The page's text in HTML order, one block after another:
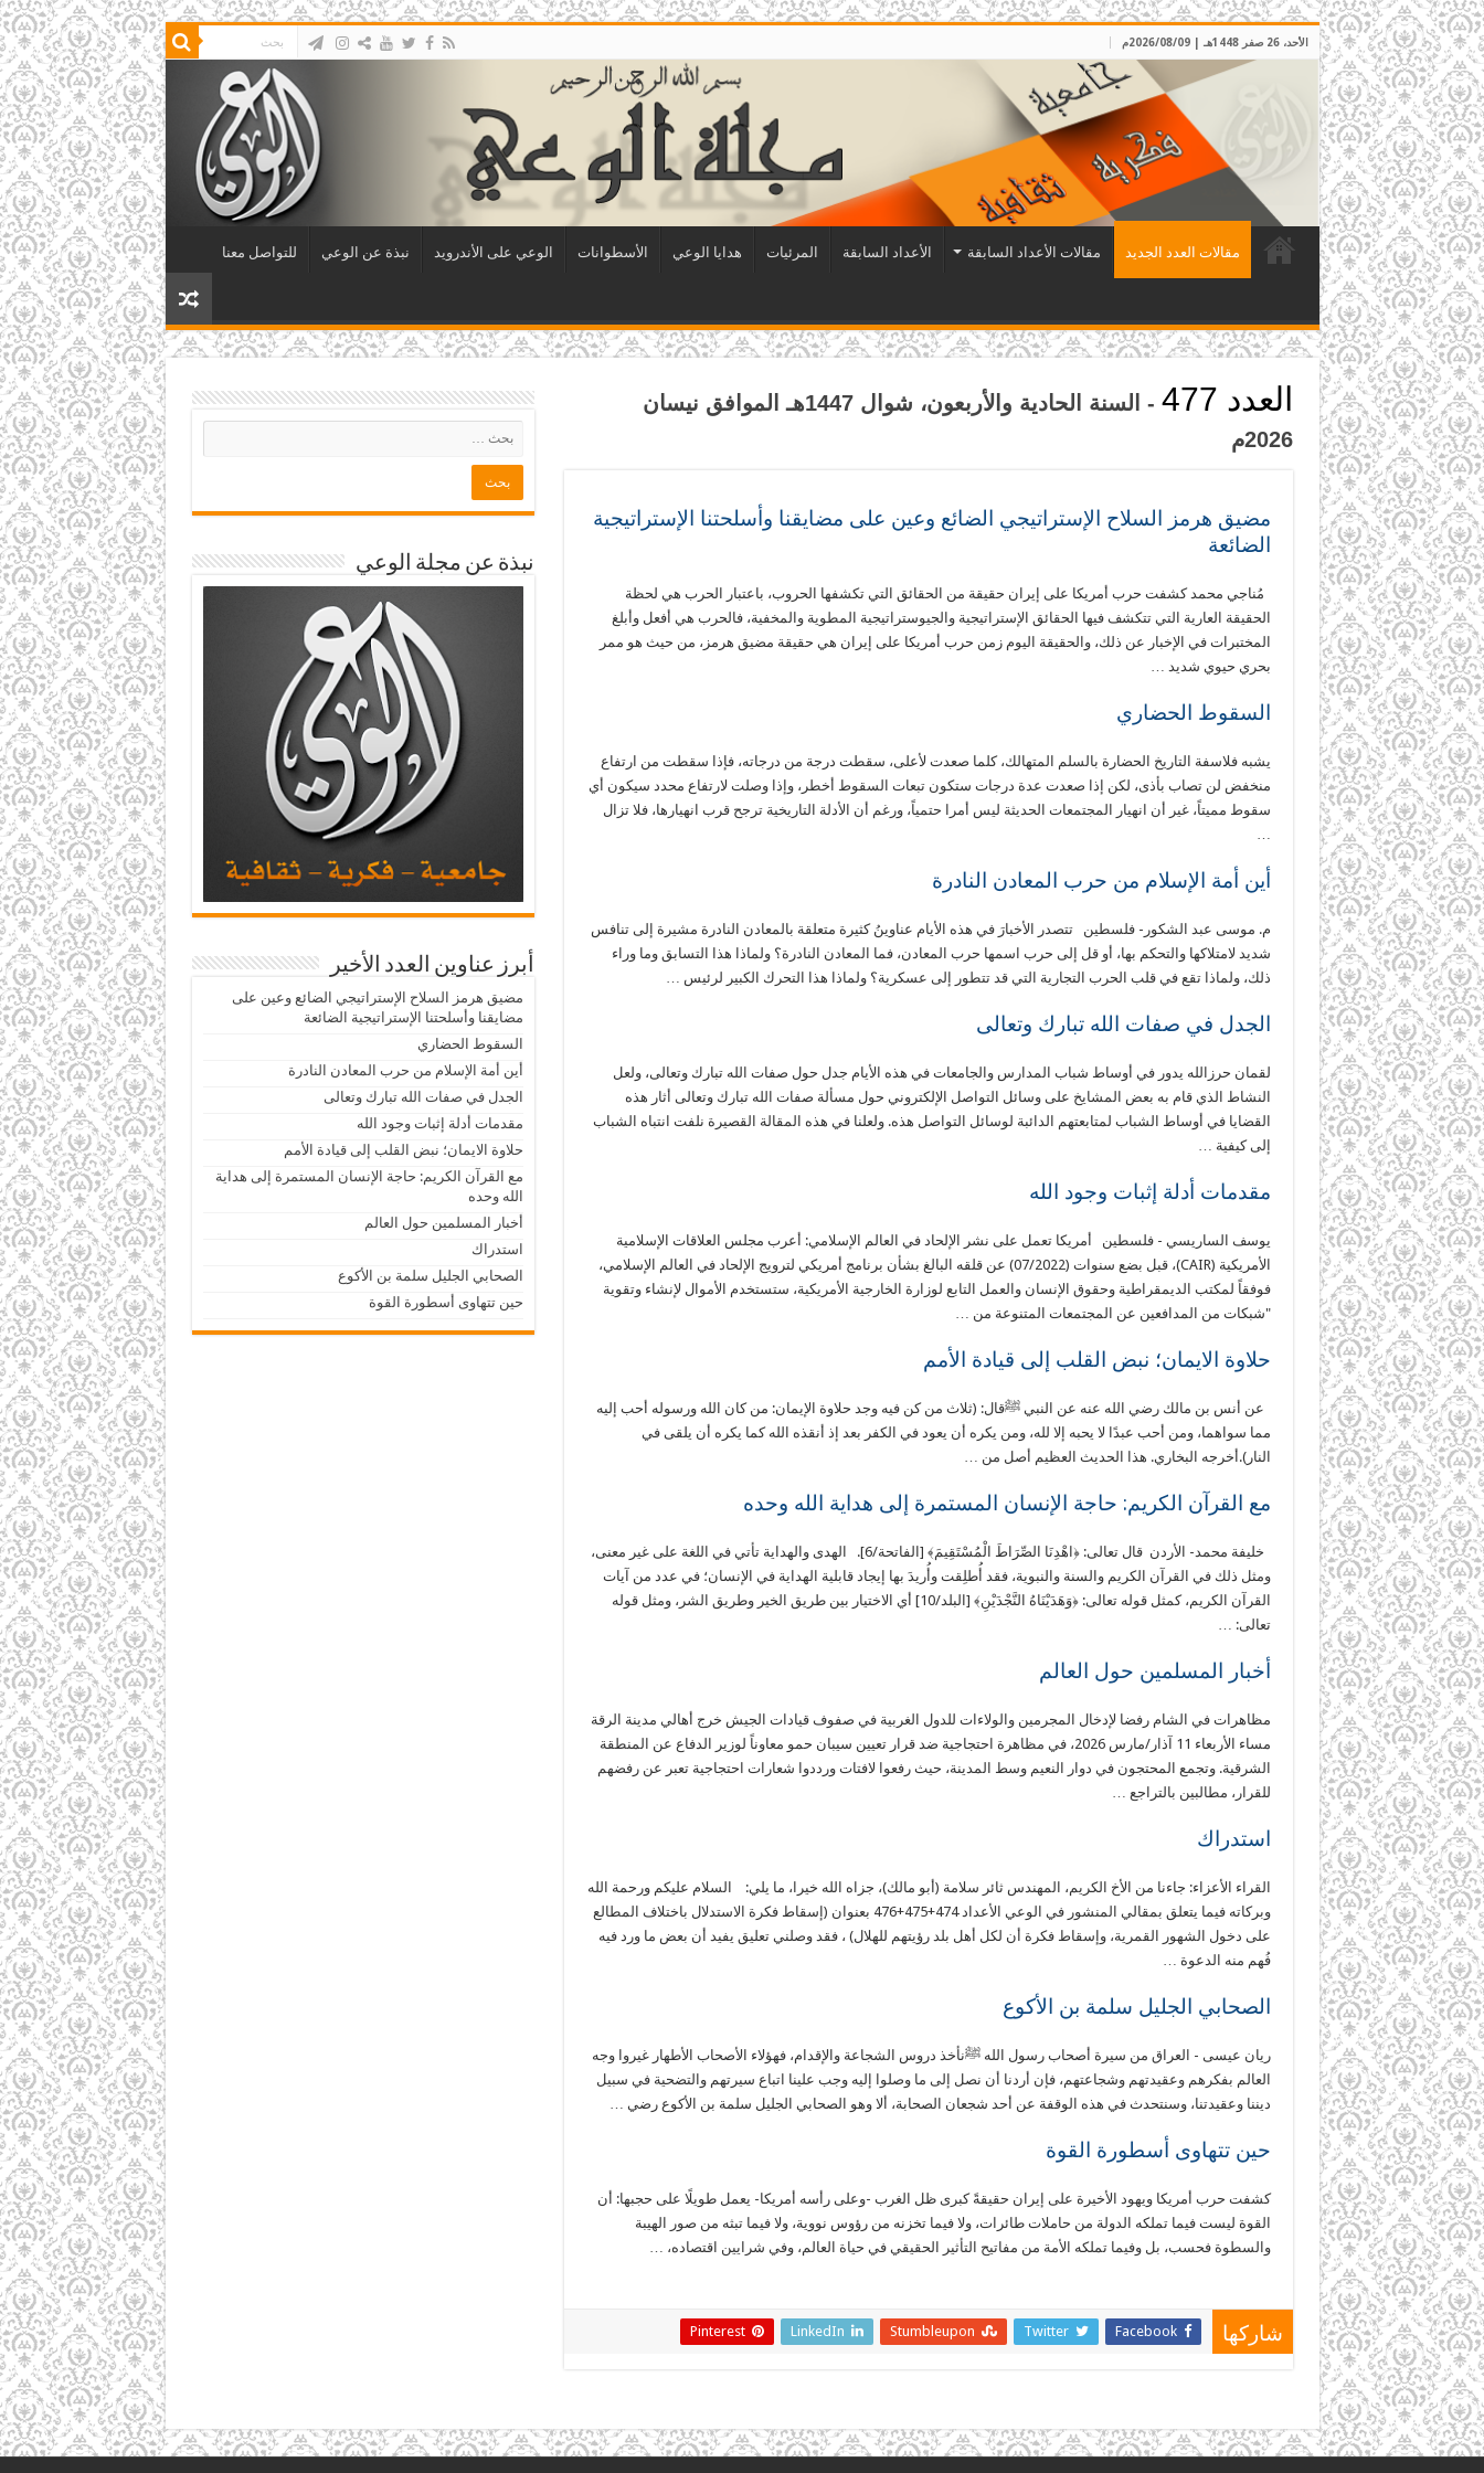
الأحد، 26 صفر 1448هـ | 2026/08/09م
مقالات العدد الجديد مقالات الأعداد السابقة الأعداد السابقة المرئيات هدايا الوعي الأسطوانات الوعي على الأندرويد نبذة عن الوعي للتواصل معنا
العدد 477
- السنة الحادية والأربعون، شوال 1447هـ الموافق نيسان
2026م
مضيق هرمز السلاح الإستراتيجي الضائع وعين على مضايقنا وأسلحتنا الإستراتيجية
الضائعة
مُناجي محمد كشفت حرب أمريكا على إيران حقيقة من الحقائق التي تكشفها الحروب، باعتبار الحرب هي لحظة
الحقيقة العارية التي تتكشف فيها الحقائق الإستراتيجية والجيوستراتيجية المطوية والمخفية، فالحرب هي أفعل وأبلغ
المختبرات في الإخبار عن ذلك، والحقيقة اليوم زمن حرب أمريكا على إيران هي حقيقة مضيق هرمز، من حيث هو ممر
بحري حيوي شديد …
السقوط الحضاري
يشبه فلاسفة التاريخ الحضارة بالسلم المتهالك، كلما صعدت لأعلى، سقطت درجة من درجاته، فإذا سقطت من ارتفاع
منخفض لن تصاب بأذى، لكن إذا صعدت عدة درجات ستكون تبعات السقوط أخطر، وإذا وصلت لارتفاع محدد سيكون أي
سقوط مميتاً، غير أن انهيار المجتمعات الحديثة ليس أمرا حتمياً، ورغم أن الأدلة التاريخية ترجح قرب انهيارها، فلا تزال
أين أمة الإسلام من حرب المعادن النادرة
م. موسى عبد الشكور- فلسطين تتصدر الأخبارَ في هذه الأيام عناوينُ كثيرة متعلقة بالمعادن النادرة مشيرة إلى تنافس
شديد لامتلاكها والتحكم بها، أو قل إلى حرب اسمها حرب المعادن، فما المعادن النادرة؟ ولماذا هذا التسابق وما وراء
ذلك، ولماذا تقع في قلب الحرب التجارية التي قد تتطور إلى عسكرية؟ ولماذا هذا التحرك الكبير لرئيس …
الجدل في صفات الله تبارك وتعالى
لقمان حرزالله يدور في أوساط شباب المدارس والجامعات في هذه الأيام جدل حول صفات الله تبارك وتعالى، ولعل
النشاط الذي قام به بعض المشايخ على وسائل التواصل الإلكتروني حول مسألة صفات الله تبارك وتعالى أثار هذه
القضايا في أوساط الشباب لمتابعتهم الدائبة لوسائل التواصل هذه. ولعلنا في هذه المقالة القصيرة نلفت انتباه الشباب
إلى كيفية …
مقدمات أدلة إثبات وجود الله
يوسف الساريسي - فلسطين أمريكا تعمل على نشر الإلحاد في العالم الإسلامي: أعرب مجلس العلاقات الإسلامية
الأمريكية (CAIR)، قبل بضع سنوات (07/2022) عن قلقه البالغ بشأن برنامج أمريكي لترويج الإلحاد في العالم الإسلامي،
فوفقاً لمكتب الديمقراطية وحقوق الإنسان والعمل التابع لوزارة الخارجية الأمريكية، ستستخدم الأموال لإنشاء وتقوية
"شبكات من المدافعين عن المجتمعات المتنوعة من …
حلاوة الايمان؛ نبض القلب إلى قيادة الأمم
عن أنس بن مالك رضي الله عنه عن النبي ﷺقال: (ثلاث من كن فيه وجد حلاوة الإيمان: من كان الله ورسوله أحب إليه
مما سواهما، ومن أحب عبدًا لا يحبه إلا لله، ومن يكره أن يعود في الكفر بعد إذ أنقذه الله كما يكره أن يلقى في
النار).أخرجه البخاري. هذا الحديث العظيم أصل من …
مع القرآن الكريم: حاجة الإنسان المستمرة إلى هداية الله وحده
خليفة محمد- الأردن قال تعالى: ﴿اهْدِنَا الصِّرَاطَ الْمُسْتَقِيمَ﴾ [الفاتحة/6]. الهدى والهداية تأتي في اللغة على غير معنى،
ومثل ذلك في القرآن الكريم والسنة والنبوية، فقد أُطلِقت وأُريدَ بها إيجاد قابلية الهداية في الإنسان؛ في عدد من آيات
القرآن الكريم، كمثل قوله تعالى: ﴿وَهَدَيْنَاهُ النَّجْدَيْنِ﴾ [البلد/10] أي الاختيار بين طريق الخير وطريق الشر، ومثل قوله
تعالى: …
أخبار المسلمين حول العالم
مظاهرات في الشام رفضا لإدخال المجرمين والولاءات للدول الغربية في صفوف قيادات الجيش خرج أهالي مدينة الرقة
مساء الأربعاء 11 آذار/مارس 2026، في مظاهرة احتجاجية ضد قرار تعيين سيبان حمو معاوناً لوزير الدفاع عن المنطقة
الشرقية. وتجمع المحتجون في دوار النعيم وسط المدينة، حيث رفعوا لافتات ورددوا شعارات احتجاجية تعبر عن رفضهم
للقرار، مطالبين بالتراجع …
استدراك
القراء الأعزاء: جاءنا من الأخ الكريم، المهندس ثائر سلامة (أبو مالك)، جزاه الله خيرا، ما يلي: السلام عليكم ورحمة الله
وبركاته فيما يتعلق بمقالي المنشور في الوعي الأعداد 474+475+476 بعنوان (إسقاط فكرة الاستدلال باختلاف المطالع
على دخول الشهور القمرية، وإسقاط فكرة أن لكل أهل بلد رؤيتهم للهلال) ، فقد وصلني تعليق يفيد أن بعض ما ورد فيه
فُهم منه الدعوة …
الصحابي الجليل سلمة بن الأكوع
ريان عيسى - العراق من سيرة أصحاب رسول الله ﷺنأخذ دروس الشجاعة والإقدام، فهؤلاء الأصحاب الأطهار غيروا وجه
العالم بفكرهم وعقيدتهم وشجاعتهم، فإن أردنا أن نصل إلى ما وصلوا إليه وجب علينا اتباع سيرتهم والتضحية في سبيل
ديننا وعقيدتنا، وسنتحدث في هذه الوقفة عن أحد شجعان الصحابة، ألا وهو الصحابي الجليل سلمة بن الأكوع رضي …
حين تتهاوى أسطورة القوة
كشفت حرب أمريكا ويهود الأخيرة على إيران حقيقةً كبرى ظل الغرب -وعلى رأسه أمريكا- يعمل طويلًا على حجبها: أن
القوة ليست فيما تملكه الدولة من حاملات طائرات، ولا فيما تخزنه من رؤوس نووية، ولا فيما تبثه من صور الهيبة
والسطوة فحسب، بل وفيما تملكه الأمة من مفاتيح التأثير الحقيقي في حياة العالم، وفي شرايين اقتصاده، …
شاركها Facebook
Twitter
Stumbleupon
LinkedIn
Pinterest
نبذة عن مجلة الوعي
أبرز عناوين العدد الأخير
مضيق هرمز السلاح الإستراتيجي الضائع وعين على
مضايقنا وأسلحتنا الإستراتيجية الضائعة
السقوط الحضاري
أين أمة الإسلام من حرب المعادن النادرة
الجدل في صفات الله تبارك وتعالى
مقدمات أدلة إثبات وجود الله
حلاوة الايمان؛ نبض القلب إلى قيادة الأمم
مع القرآن الكريم: حاجة الإنسان المستمرة إلى هداية
الله وحده
أخبار المسلمين حول العالم
استدراك
الصحابي الجليل سلمة بن الأكوع
حين تتهاوى أسطورة القوة